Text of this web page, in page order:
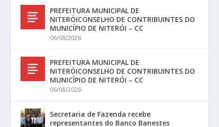
PREFEITURA MUNICIPAL DE
NITERÓICONSELHO DE CONTRIBUINTES DO
MUNICÍPIO DE NITERÓI – CC
06/08/2026
PREFEITURA MUNICIPAL DE
NITERÓICONSELHO DE CONTRIBUINTES DO
MUNICÍPIO DE NITERÓI – CC
06/08/2026
Secretaria de Fazenda recebe
representantes do Banco Banestes